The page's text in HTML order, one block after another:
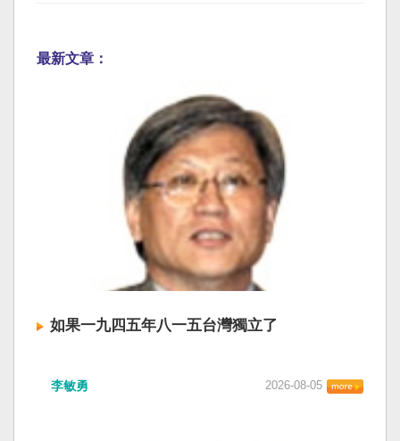
最新文章：
如果一九四五年八一五台灣獨立了
李敏勇 2026-08-05